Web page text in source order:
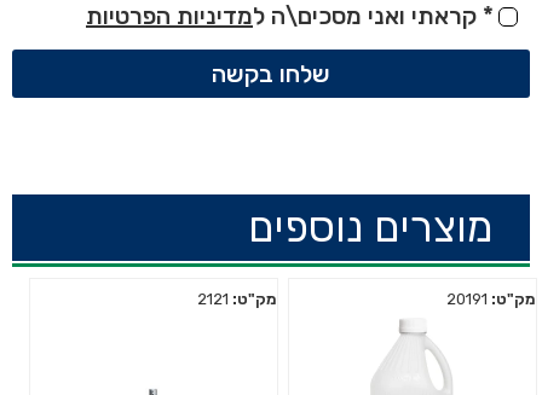
* קראתי ואני מסכים\ה למדיניות הפרטיות
שלחו בקשה
מוצרים נוספים
מק"ט: מק"ט: